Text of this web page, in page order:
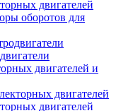
двигателей
оборотов для
двигателей и
двигателей
двигателей